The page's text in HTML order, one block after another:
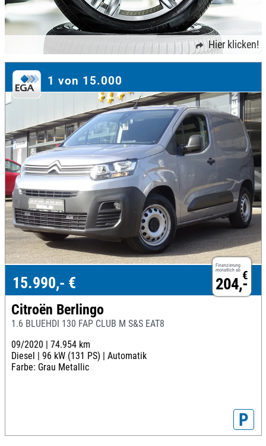
Hier klicken!
1 von 15.000
Finanzierung
monatlich ab €
204,-
15.990,- €
Citroën Berlingo
1.6 BLUEHDI 130 FAP CLUB M S&S EAT8
09/2020 | 74.954 km
Diesel | 96 kW (131 PS) | Automatik
Farbe: Grau Metallic
P